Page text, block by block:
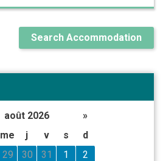
Search Accommodation
août 2026
»
me j v s
d
29 30 31 1
2